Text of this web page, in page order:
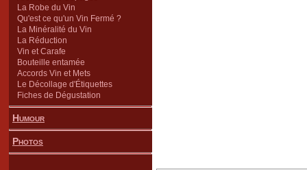
La Robe du Vin
Qu'est ce qu'un Vin Fermé ?
La Minéralité du Vin
La Réduction
Vin et Carafe
Bouteille entamée
Accords Vin et Mets
Le Décollage d'Étiquettes
Fiches de Dégustation
Humour
Photos